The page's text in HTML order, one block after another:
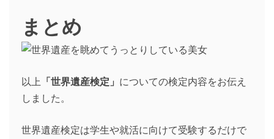
まとめ
以上 「世界遺産検定」 についての検定内容をお伝え
しました。
世界遺産検定は学生や就活に向けて受験するだけで